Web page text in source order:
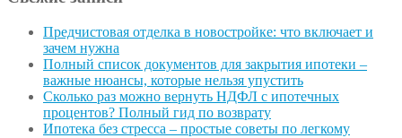
Предчистовая отделка в новостройке: что включает и
зачем нужна
Полный список документов для закрытия ипотеки –
важные нюансы, которые нельзя упустить
Сколько раз можно вернуть НДФЛ с ипотечных
процентов? Полный гид по возврату
Ипотека без стресса – простые советы по легкому